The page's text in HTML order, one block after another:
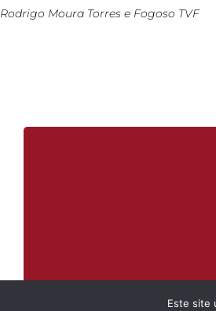
Rodrigo Moura Torres e Fogoso TVF
Este site